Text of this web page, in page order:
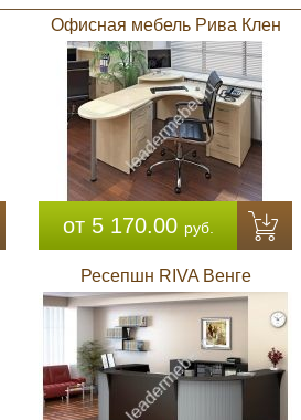
Офисная мебель Рива Клен
от 5 170.00 руб.
Ресепшн RIVA Венге